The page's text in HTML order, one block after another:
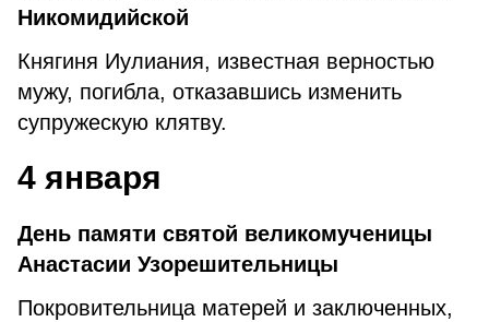
Никомидийской
Княгиня Иулиания, известная верностью
мужу, погибла, отказавшись изменить
супружескую клятву.
4 января
День памяти святой великомученицы
Анастасии Узорешительницы
Покровительница матерей и заключенных,